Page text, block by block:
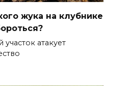
жука на клубнике
атакует